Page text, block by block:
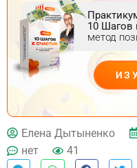
10 Шагов
метод
ДЕЙСТВУЙ
Елена Дытыненко
нет
41